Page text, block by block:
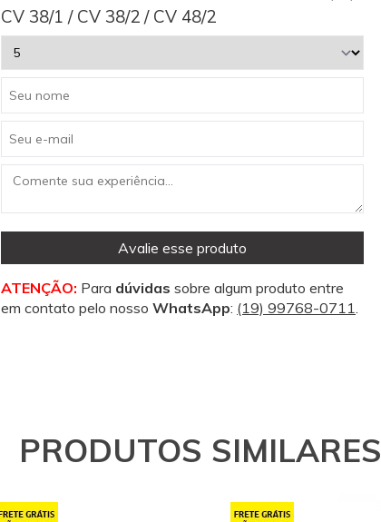
CV 38/1 / CV 38/2 / CV 48/2
Avalie esse produto
ATENÇÃO: Para dúvidas sobre algum produto entre
em contato pelo nosso WhatsApp: (19) 99768-0711.
PRODUTOS SIMILARES